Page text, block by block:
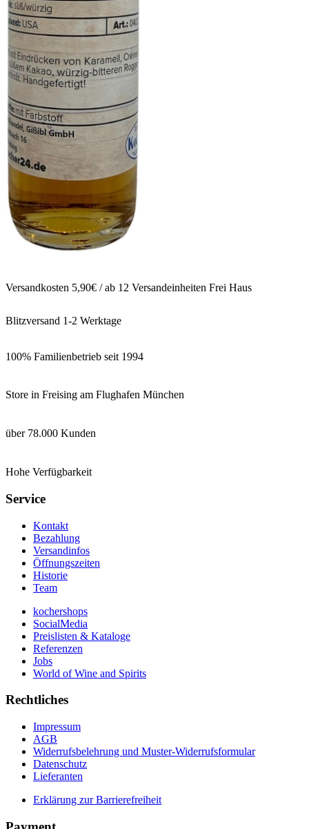
Versandkosten 5,90€ / ab 12 Versandeinheiten Frei Haus
Blitzversand 1-2 Werktage
100% Familienbetrieb seit 1994
Store in Freising am Flughafen München
über 78.000 Kunden
Hohe Verfügbarkeit
Service
Kontakt
Bezahlung
Versandinfos
Öffnungszeiten
Historie
Team
kochershops
SocialMedia
Preislisten & Kataloge
Referenzen
Jobs
World of Wine and Spirits
Rechtliches
Impressum
AGB
Widerrufsbelehrung und Muster-Widerrufsformular
Datenschutz
Lieferanten
Erklärung zur Barrierefreiheit